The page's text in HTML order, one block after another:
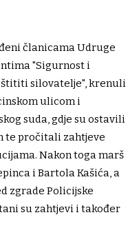
članicama Udruge
"Sigurnost i
štititi silovatelje", krenuli
ulicom i
suda, gdje su ostavili
te pročitali zahtjeve
Nakon toga marš
i Bartola Kašića, a
zgrade Policijske
su zahtjevi i također